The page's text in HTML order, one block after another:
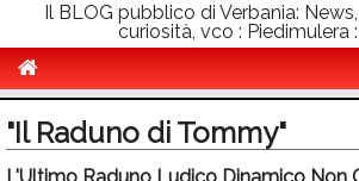
Il BLOG pubblico di Verbania:
curiosità, vco : Piedimulera
Politica
"Il Raduno di Tommy"